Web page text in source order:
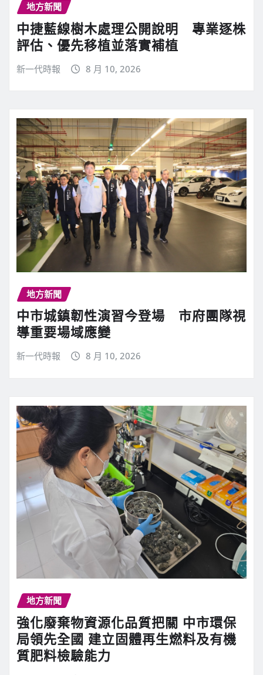
地方新聞
中捷藍線樹木處理公開說明 專業逐株
評估、優先移植並落實補植
新一代時報 8 月 10, 2026
地方新聞
中市城鎮韌性演習今登場 市府團隊視
導重要場域應變
新一代時報 8 月 10, 2026
地方新聞
強化廢棄物資源化品質把關 中市環保
局領先全國 建立固體再生燃料及有機
質肥料檢驗能力